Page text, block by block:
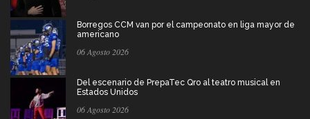
Borregos CCM van por el campeonato en liga mayor de
americano
06 Agosto 2026
Del escenario de PrepaTec Qro al teatro musical en
Estados Unidos
06 Agosto 2026